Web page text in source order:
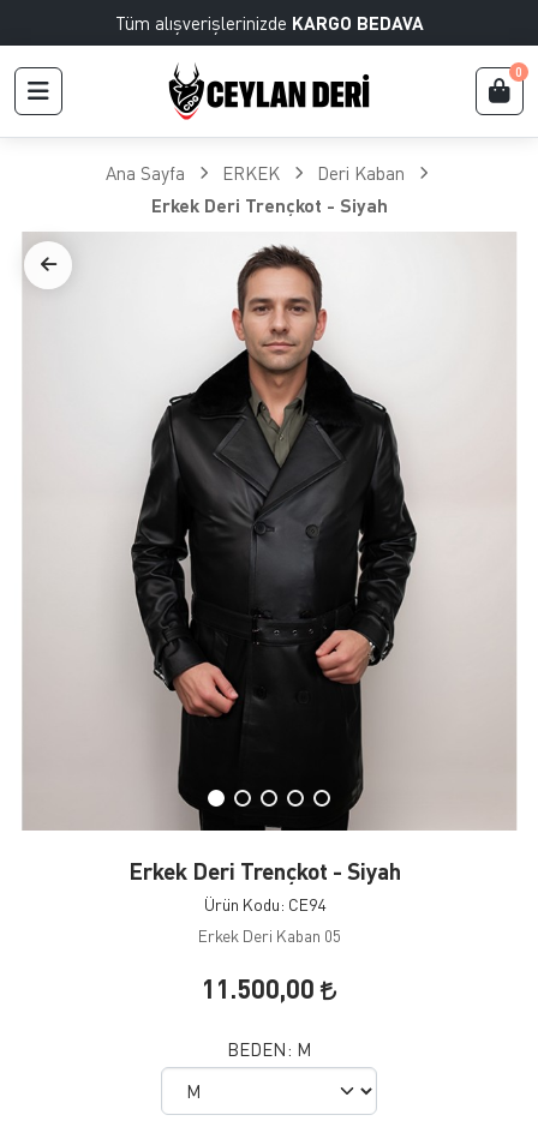
Tüm alışverişlerinizde KARGO BEDAVA
0
Ana Sayfa ERKEK
Deri Kaban
Erkek Deri Trençkot - Siyah
Erkek Deri Trençkot - Siyah
Ürün Kodu: CE94
Erkek Deri Kaban 05
11.500,00
BEDEN: M